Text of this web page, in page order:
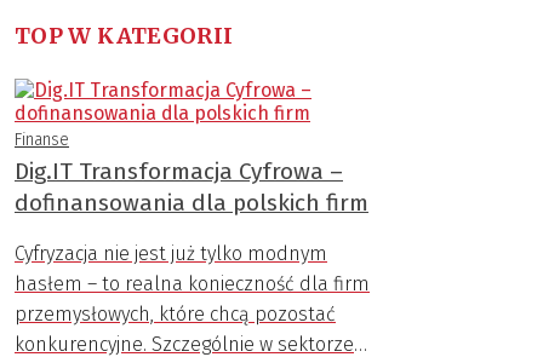
TOP W KATEGORII
Finanse
Dig.IT Transformacja Cyfrowa –
dofinansowania dla polskich firm
Cyfryzacja nie jest już tylko modnym
hasłem – to realna konieczność dla firm
przemysłowych, które chcą pozostać
konkurencyjne. Szczególnie w sektorze